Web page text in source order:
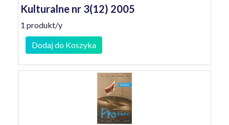
Kulturalne nr 3(12) 2005
1 produkt/y
Dodaj do Koszyka